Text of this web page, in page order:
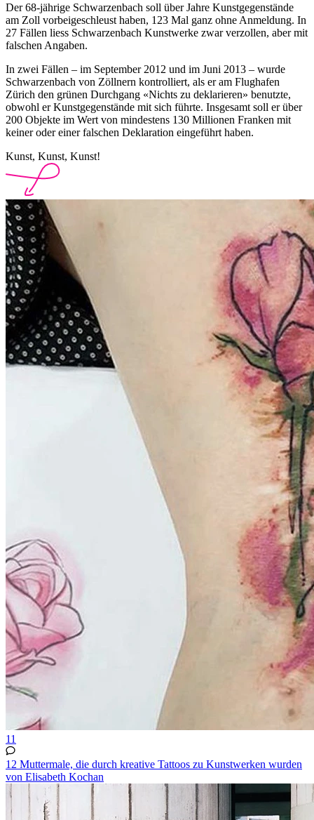
Der 68-jährige Schwarzenbach soll über Jahre Kunstgegenstände
am Zoll vorbeigeschleust haben, 123 Mal ganz ohne Anmeldung. In
27 Fällen liess Schwarzenbach Kunstwerke zwar verzollen, aber mit
falschen Angaben.
In zwei Fällen – im September 2012 und im Juni 2013 – wurde
Schwarzenbach von Zöllnern kontrolliert, als er am Flughafen
Zürich den grünen Durchgang «Nichts zu deklarieren» benutzte,
obwohl er Kunstgegenstände mit sich führte. Insgesamt soll er über
200 Objekte im Wert von mindestens 130 Millionen Franken mit
keiner oder einer falschen Deklaration eingeführt haben.
Kunst, Kunst, Kunst!
11
12 Muttermale, die durch kreative Tattoos zu Kunstwerken wurden
von Elisabeth Kochan